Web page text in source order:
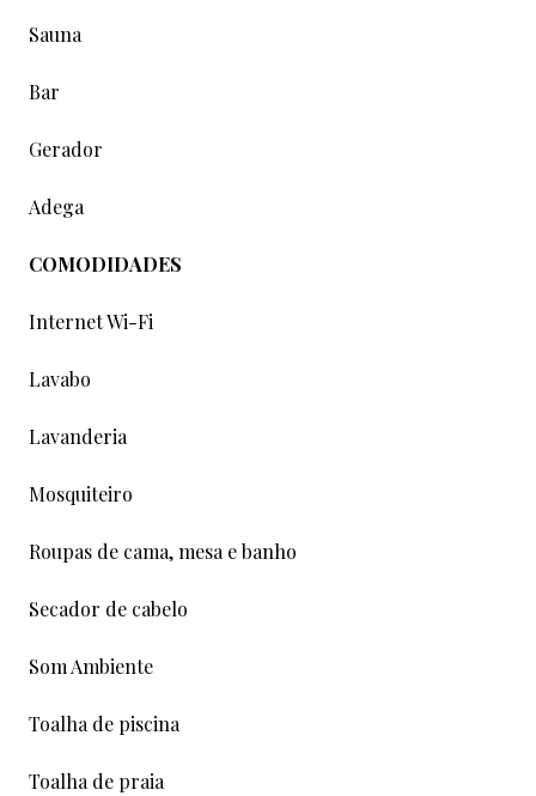
Sauna
Bar
Gerador
Adega
COMODIDADES
Internet Wi-Fi
Lavabo
Lavanderia
Mosquiteiro
Roupas de cama, mesa e banho
Secador de cabelo
Som Ambiente
Toalha de piscina
Toalha de praia